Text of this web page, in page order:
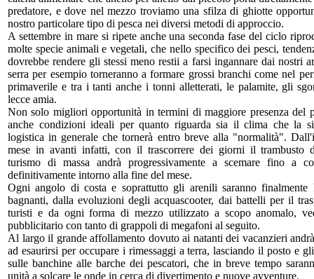
predatore, e dove nel mezzo troviamo una sfilza di ghiotte
nostro particolare tipo di pesca nei diversi metodi di approccio.
A settembre in mare si ripete anche una seconda fase del ciclo
molte specie animali e vegetali, che nello specifico dei pesci,
dovrebbe rendere gli stessi meno restii a farsi ingannare dai nostri
serra per esempio torneranno a formare grossi branchi come nel
primaverile e tra i tanti anche i tonni alletterati, le palamite, gli
lecce amia.
Non solo migliori opportunità in termini di maggiore presenza del
anche condizioni ideali per quanto riguarda sia il clima che la
logistica in generale che tornerà entro breve alla "normalità".
mese in avanti infatti, con il trascorrere dei giorni il trambusto
turismo di massa andrà progressivamente a scemare fino a
definitivamente intorno alla fine del mese.
Ogni angolo di costa e soprattutto gli arenili saranno finalmente
bagnanti, dalla evoluzioni degli acquascooter, dai battelli per il
turisti e da ogni forma di mezzo utilizzato a scopo anomalo,
pubblicitario con tanto di grappoli di megafoni al seguito.
Al largo il grande affollamento dovuto ai natanti dei vacanzieri
ad esaurirsi per occupare i rimessaggi a terra, lasciando il posto e
sulle banchine alle barche dei pescatori, che in breve tempo
unità a solcare le onde in cerca di divertimento e nuove avventure.